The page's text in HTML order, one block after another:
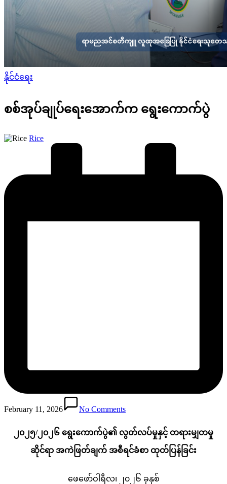
Posted
in
နိုင်ငံရေး
စစ်အုပ်ချုပ်ရေးအောက်က ရွေးကောက်ပွဲ
Posted Rice
February 11, 2026 No Comments
၂၀၂၅/၂၀၂၆ ရွေးကောက်ပွဲ၏ လွတ်လပ်မှုနှင့် တရားမျှတမှု
ဆိုင်ရာ အကဲဖြတ်ချက် အစီရင်ခံစာ ထုတ်ပြန်ခြင်း
ဖေဖော်ဝါရီလ၊ ၂၀၂၆ ခုနှစ်